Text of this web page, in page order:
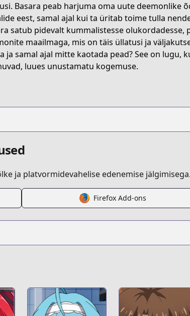
testament-of-sister-new-devil-storm
series/the-testament-of-sister-new-devil-storm/
Basara peab harjuma oma uute deemonlike
eest, samal ajal kui ta üritab toime tulla
satub pidevalt kummalistesse olukordadesse,
maailmaga, mis on täis üllatusi ja
ja samal ajal mitte kaotada pead? See on lugu,
luues unustamatu kogemuse.
ja platvormidevahelise edenemise jälgimisega.
Firefox Add-ons